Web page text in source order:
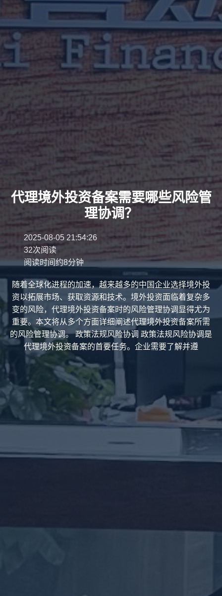
代理境外投资备案需要哪些风险管
理协调？
2025-08-05 21:54:26
32次阅读
阅读时间约8分钟
随着全球化进程的加速，越来越多的中国企业选择境外投
资以拓展市场、获取资源和技术。境外投资面临着复杂多
变的风险，代理境外投资备案时的风险管理协调显得尤为
重要。本文将从多个方面详细阐述代理境外投资备案所需
的风险管理协调。 政策法规风险协调 政策法规风险协调是
代理境外投资备案的首要任务。企业需要了解并遵